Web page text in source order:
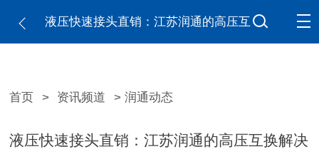
液压快速接头直销：江苏润通的高压互
首页 > 资讯频道 > 润通动态
液压快速接头直销：江苏润通的高压互换解决